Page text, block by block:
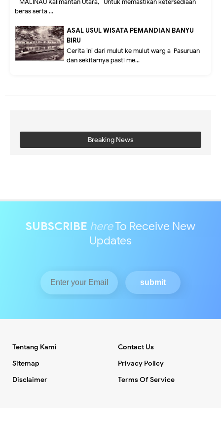
MALINAU Kalimantan Utara,- Untuk memastikan ketersediaan
beras serta ...
ASAL USUL WISATA PEMANDIAN BANYU
BIRU
Cerita ini dari mulut ke mulut warg a Pasuruan
dan sekitarnya pasti me...
Breaking News
SUBSCRIBE hereTo Receive New
Updates
Tentang Kami
Contact Us
Sitemap
Privacy Policy
Disclaimer
Terms Of Service